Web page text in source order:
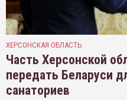
ХЕРСОНСКАЯ ОБЛАСТЬ
Часть Херсонской
передать Беларуси
санаториев